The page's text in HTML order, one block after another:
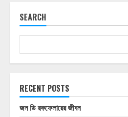
SEARCH
RECENT POSTS
জন ডি রকফেলারের জীবন